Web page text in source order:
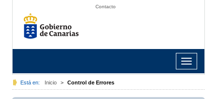
Contacto
Toggle
navigation
Está en: Inicio > Control de Errores